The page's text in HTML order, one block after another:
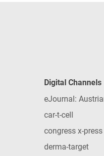
Digital Channels
eJournal:
car-t-cell
congress x-press
derma-target